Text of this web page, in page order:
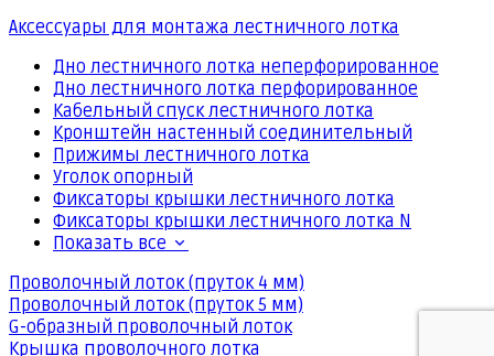
Аксессуары для монтажа лестничного лотка
Дно лестничного лотка неперфорированное
Дно лестничного лотка перфорированное
Кабельный спуск лестничного лотка
Кронштейн настенный соединительный
Прижимы лестничного лотка
Уголок опорный
Фиксаторы крышки лестничного лотка
Фиксаторы крышки лестничного лотка N
Показать все
Проволочный лоток (пруток 4 мм)
Проволочный лоток (пруток 5 мм)
G-образный проволочный лоток
Крышка проволочного лотка